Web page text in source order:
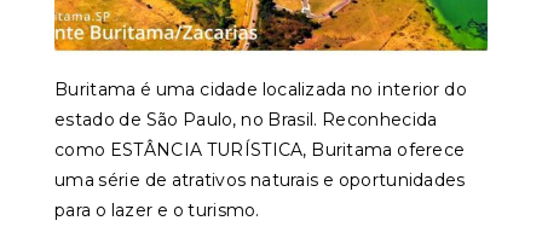
Buritama é uma cidade localizada no interior do
estado de São Paulo, no Brasil. Reconhecida
como ESTÂNCIA TURÍSTICA, Buritama oferece
uma série de atrativos naturais e oportunidades
para o lazer e o turismo.